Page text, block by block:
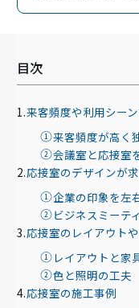
目次
来客頻度や利用シー
来客頻度が高く
会議室と応接室
応接室のデザインが
企業の印象を左
ビジネスミーテ
応接室のレイアウト
レイアウトと家
色と照明の工夫
応接室の施工事例